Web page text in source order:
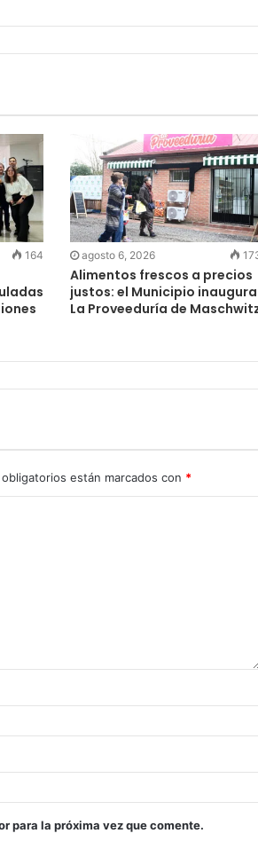
164 agosto 6, 2026
Alimentos frescos a precios
justos: el Municipio inaugura
La Proveeduría de
están marcados con *
para la próxima vez que comente.